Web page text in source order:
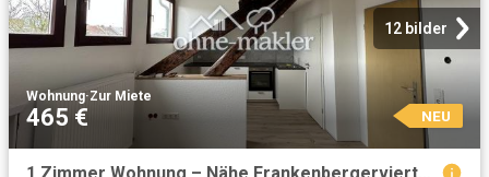
12 bilder
Wohnung·Zur Miete
465 € NEU